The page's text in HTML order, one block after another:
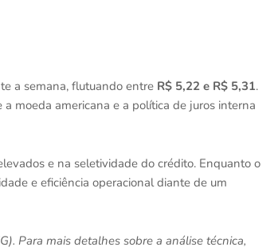
a semana, flutuando entre R$ 5,22 e R$ 5,31.
moeda americana e a política de juros interna
e na seletividade do crédito. Enquanto o
e eficiência operacional diante de um
Para mais detalhes sobre a análise técnica,